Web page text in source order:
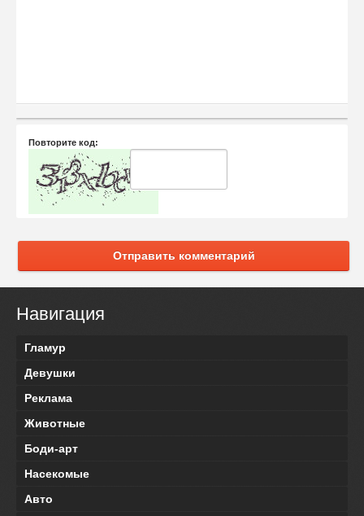
Повторите код:
Отправить комментарий
Навигация
Гламур
Девушки
Реклама
Животные
Боди-арт
Насекомые
Авто